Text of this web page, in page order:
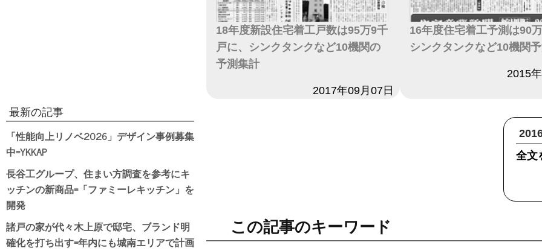
18年度新設住宅着工戸数は95万9千
戸に、シンクタンクなど10機関の
予測集計
2017年09月07日
16年度住宅着工予測は90
シンクタンクなど10機関
2015
全文
この記事のキーワード
最新の記事
「性能向上リノベ2026」デザイン事例募集
中=YKKAP
長谷工グループ、住まい方調査を参考にキ
ッチンの新商品=「ファミーレキッチン」を
開発
諸戸の家が代々木上原で邸宅、ブランド明
確化を打ち出す=年内にも城南エリアで計画